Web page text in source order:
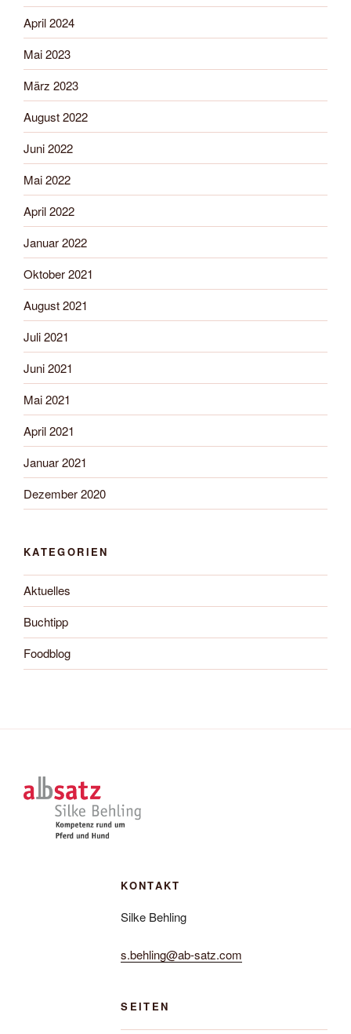
April 2024
Mai 2023
März 2023
August 2022
Juni 2022
Mai 2022
April 2022
Januar 2022
Oktober 2021
August 2021
Juli 2021
Juni 2021
Mai 2021
April 2021
Januar 2021
Dezember 2020
KATEGORIEN
Aktuelles
Buchtipp
Foodblog
KONTAKT
Silke Behling
s.behling@ab-satz.com
SEITEN